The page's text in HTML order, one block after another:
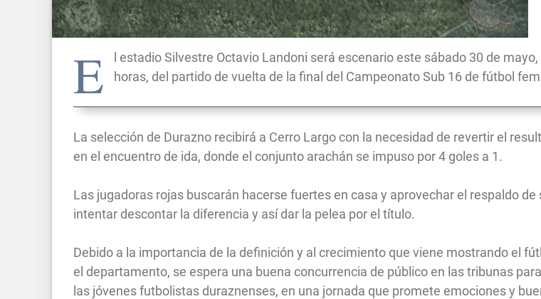
E
l estadio Silvestre Octavio Landoni será escenario este sábado 30 de
horas, del partido de vuelta de la final del Campeonato Sub 16 de fútbol
La selección de Durazno recibirá a Cerro Largo con la necesidad de revertir el
en el encuentro de ida, donde el conjunto arachán se impuso por 4 goles a 1.
Las jugadoras rojas buscarán hacerse fuertes en casa y aprovechar el respaldo de
intentar descontar la diferencia y así dar la pelea por el título.
Debido a la importancia de la definición y al crecimiento que viene mostrando el
el departamento, se espera una buena concurrencia de público en las tribunas
las jóvenes futbolistas duraznenses, en una jornada que promete emociones y